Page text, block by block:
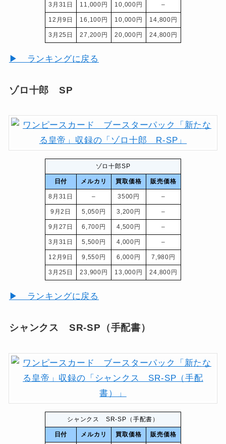
3月31日 11,000円 10,000円 –
12月9日 16,100円 10,000円 14,800円
3月25日 27,200円 20,000円 24,800円
▶ ランキングに戻る
ゾロ十郎 SP
ゾロ十郎SP
日付 メルカリ 買取価格 販売価格
8月31日 – 3500円 –
9月2日 5,050円 3,200円 –
9月27日 6,700円 4,500円 –
3月31日 5,500円 4,000円 –
12月9日 9,550円 6,000円 7,980円
3月25日 23,900円 13,000円 24,800円
▶ ランキングに戻る
シャンクス SR-SP（手配書）
シャンクス SR-SP（手配書）
日付 メルカリ 買取価格 販売価格